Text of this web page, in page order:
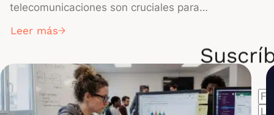
telecomunicaciones son cruciales para
óptimo de estas tecnologías. Por ende, son
esenciales en nuestras sociedades actuales, y
es fundamental capacitarse en esta área.
Comprender las redes y telecomunicaciones
Las redes de telecomunicaciones se
Leer más